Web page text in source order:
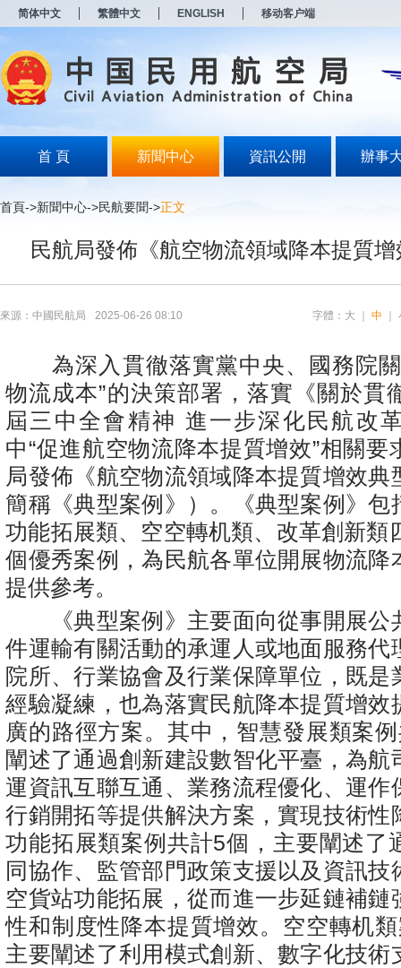
简体中文 繁體中文 ENGLISH 移动客户端
首 頁 新聞中心 資訊公開 辦事
首頁->新聞中心->民航要聞->正文
民航局發佈《航空物流領域降本提質
來源：中國民航局 2025-06-26 08:10 字體： 大 中
為深入貫徹落實黨中央、國務院關
物流成本”的決策部署，落實《關於貫
屆三中全會精神 進一步深化民航改
中“促進航空物流降本提質增效”相關要
局發佈《航空物流領域降本提質增效典
簡稱《典型案例》）。《典型案例》包
功能拓展類、空空轉机類、改革創新類
個優秀案例，為民航各單位開展物流降
提供參考。
《典型案例》主要面向從事開展公
件運輸有關活動的承運人或地面服務代
院所、行業協會及行業保障單位，既是
經驗凝練，也為落實民航降本提質增效
廣的路徑方案。其中，智慧發展類案
闡述了通過創新建設數智化平臺，為航
運資訊互聯互通、業務流程優化、運作
行銷開拓等提供解決方案，實現技術性
功能拓展類案例共計5個，主要闡述了
同協作、監管部門政策支援以及資訊技
空貨站功能拓展，從而進一步延鏈補鏈
性和制度性降本提質增效。空空轉机
主要闡述了利用模式創新、數字化技術
打
开
无
障
说
按
Alt
开